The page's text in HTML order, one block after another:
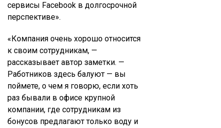
сервисы Facebook в долгосрочной
перспективе».
«Компания очень хорошо относится
к своим сотрудникам, —
рассказывает автор заметки. —
Работников здесь балуют — вы
поймете, о чем я говорю, если хоть
раз бывали в офисе крупной
компании, где сотрудникам из
бонусов предлагают только воду и